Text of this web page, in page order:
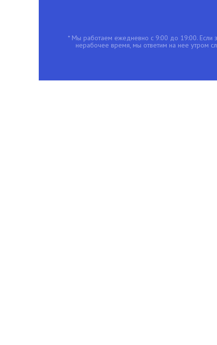
* Мы работаем ежедневно с 9:00 до 19:00. Если
нерабочее время, мы ответим на нее утром